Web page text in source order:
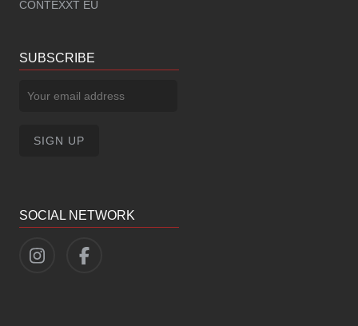
CONTEXXT EU
SUBSCRIBE
SOCIAL NETWORK